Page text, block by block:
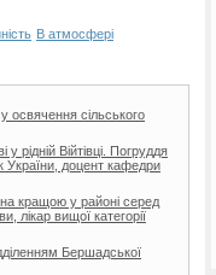
В атмосфері
освячення сільського
рідній Війтівці. Погруддя
України, доцент кафедри
кращою у районі серед
лікар вищої категорії
Бершадської